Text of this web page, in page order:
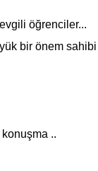
öğrenciler...
bir önem
..